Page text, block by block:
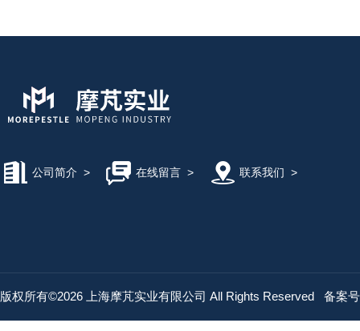
公司简介 > 在线留言> 联系我们 >
版权所有©2026 上海摩芃实业有限公司 All Rights Reserved 备案